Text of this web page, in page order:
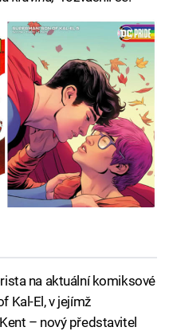
na aktuální komiksové
Kal-El, v jejímž
– nový představitel